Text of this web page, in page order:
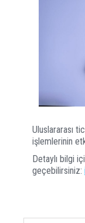
Uluslararası
işlemlerinin
Detaylı bilgi
geçebilirsiniz: